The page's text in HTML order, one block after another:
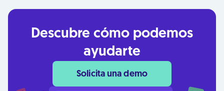
Descubre cómo podemos
ayudarte
Solicita una demo